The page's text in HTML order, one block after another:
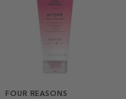
FOUR REASONS